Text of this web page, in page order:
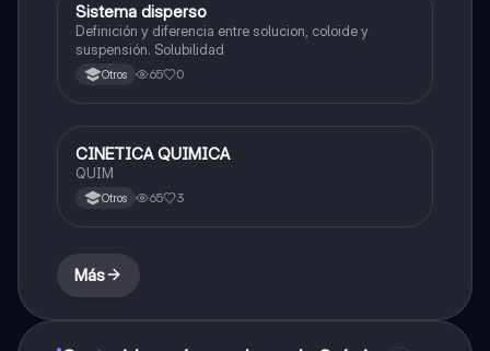
Química
Sistema disperso
Definición y diferencia entre solucion, coloide y
suspensión. Solubilidad
Otros 65 0
Química
CINETICA QUIMICA
QUIM
Otros 65 3
Más